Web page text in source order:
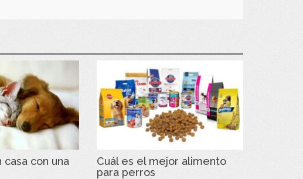
con una
Cuál es el mejor alimento
para perros